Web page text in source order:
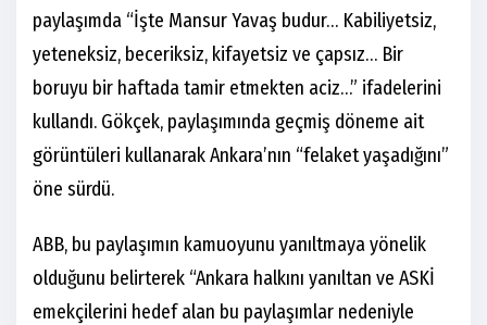
paylaşımda “İşte Mansur Yavaş budur… Kabiliyetsiz,
yeteneksiz, beceriksiz, kifayetsiz ve çapsız… Bir
boruyu bir haftada tamir etmekten aciz…” ifadelerini
kullandı. Gökçek, paylaşımında geçmiş döneme ait
görüntüleri kullanarak Ankara’nın “felaket yaşadığını”
öne sürdü.
ABB, bu paylaşımın kamuoyunu yanıltmaya yönelik
olduğunu belirterek “Ankara halkını yanıltan ve ASKİ
emekçilerini hedef alan bu paylaşımlar nedeniyle